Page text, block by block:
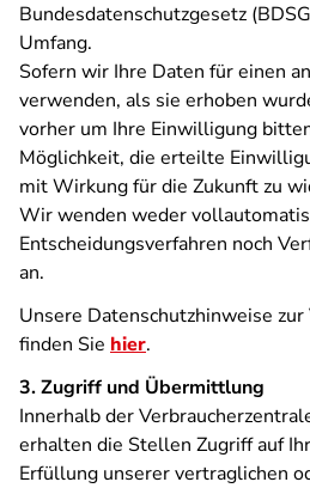
Bundesdatenschutzgesetz
Umfang.
Sofern wir Ihre Daten für einen
verwenden, als sie erhoben
vorher um Ihre Einwilligung
Möglichkeit, die erteilte
mit Wirkung für die Zukunft zu
Wir wenden weder
Entscheidungsverfahren noch
an.
Unsere Datenschutzhinweise
finden Sie hier.
3. Zugriff und Übermittlung
Innerhalb der
erhalten die Stellen Zugriff auf
Erfüllung unserer vertraglichen